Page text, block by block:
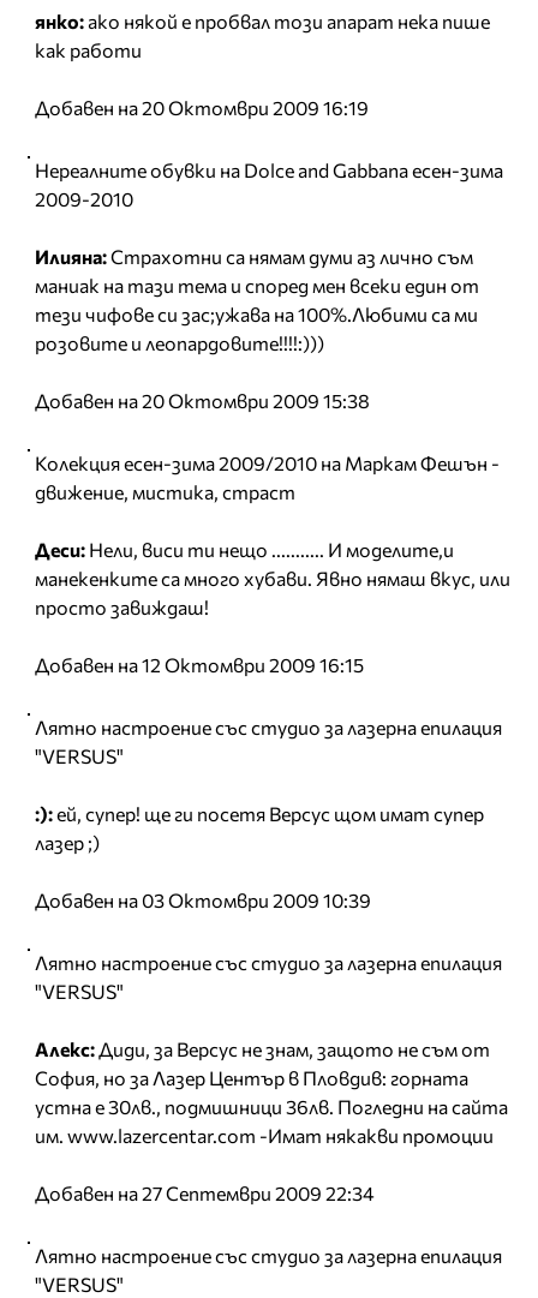
янко: ако някой е пробвал този апарат нека пише
как работи
Добавен на 20 Октомври 2009 16:19
Нереалните обувки на Dolce and Gabbana есен-зима
2009-2010
Илияна:Страхотни са нямам думи аз лично съм
маниак на тази тема и според мен всеки един от
тези чифове си зас;ужава на 100%.Любими са ми
розовите и леопардовите!!!!:)))
Добавен на 20 Октомври 2009 15:38
Колекция есен-зима 2009/2010 на Маркам Фешън -
движение, мистика, страст
Деси: Нели, виси ти нещо ........... И моделите,и
манекенките са много хубави. Явно нямаш вкус, или
просто завиждаш!
Добавен на 12 Октомври 2009 16:15
Лятно настроение със студио за лазерна епилация
"VERSUS"
:):ей, супер! ще ги посетя Версус щом имат супер
лазер ;)
Добавен на 03 Октомври 2009 10:39
Лятно настроение със студио за лазерна епилация
"VERSUS"
Алекс:Диди, за Версус не знам, защото не съм от
София, но за Лазер Център в Пловдив: горната
устна е 30лв., подмишници 36лв. Погледни на сайта
им. www.lazercentar.com -Имат някaкви промоции
Добавен на 27 Септември 2009 22:34
Лятно настроение със студио за лазерна епилация
"VERSUS"